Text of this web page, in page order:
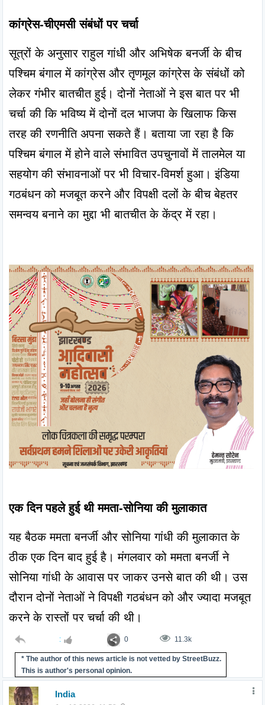
कांग्रेस-चीएमसी संबंधों पर चर्चा
सूत्रों के अनुसार राहुल गांधी और अभिषेक बनर्जी के बीच
पश्चिम बंगाल में कांग्रेस और तृणमूल कांग्रेस के संबंधों को
लेकर गंभीर बातचीत हुई। दोनों नेताओं ने इस बात पर भी
चर्चा की कि भविष्य में दोनों दल भाजपा के खिलाफ किस
तरह की रणनीति अपना सकते हैं। बताया जा रहा है कि
पश्चिम बंगाल में होने वाले संभावित उपचुनावों में तालमेल या
सहयोग की संभावनाओं पर भी विचार-विमर्श हुआ। इंडिया
गठबंधन को मजबूत करने और विपक्षी दलों के बीच बेहतर
समन्वय बनाने का मुद्दा भी बातचीत के केंद्र में रहा।
एक दिन पहले हुई थी ममता-सोनिया की मुलाकात
यह बैठक ममता बनर्जी और सोनिया गांधी की मुलाकात के
ठीक एक दिन बाद हुई है। मंगलवार को ममता बनर्जी ने
सोनिया गांधी के आवास पर जाकर उनसे बात की थी। उस
दौरान दोनों नेताओं ने विपक्षी गठबंधन को और ज्यादा मजबूत
करने के रास्तों पर चर्चा की थी।
: 0 11.3k
* The author of this news article is not vetted by StreetBuzz.
This is author's personal opinion.
India